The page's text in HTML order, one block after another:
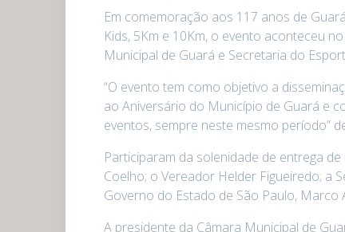
Em comemoração aos 117 anos de
Kids, 5Km e 10Km, o evento aconteceu
Municipal de Guará e Secretaria do
“O evento tem como objetivo a
ao Aniversário do Município de Guará e
eventos, sempre neste mesmo período”
Participaram da solenidade de entrega
Coelho; o Vereador Helder Figueiredo; a
Governo do Estado de São Paulo,
A presidente da Câmara Municipal de